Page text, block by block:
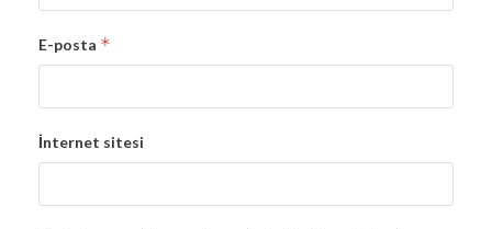
E-posta *
İnternet sitesi